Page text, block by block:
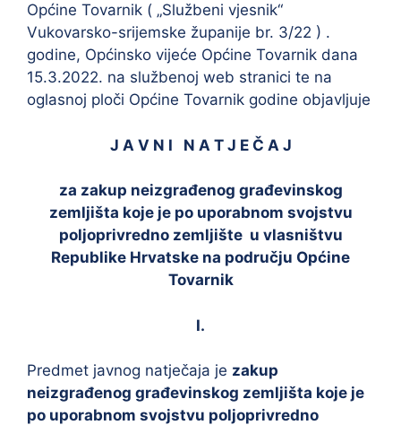
Općine Tovarnik ( „Službeni vjesnik“
Vukovarsko-srijemske županije br. 3/22 ) .
godine, Općinsko vijeće Općine Tovarnik dana
15.3.2022. na službenoj web stranici te na
oglasnoj ploči Općine Tovarnik godine objavljuje
J A V N I N A T J E Č A J
za zakup neizgrađenog građevinskog
zemljišta koje je po uporabnom svojstvu
poljoprivredno zemljište u vlasništvu
Republike Hrvatske na području Općine
Tovarnik
I.
Predmet javnog natječaja je zakup
neizgrađenog građevinskog zemljišta koje je
po uporabnom svojstvu poljoprivredno